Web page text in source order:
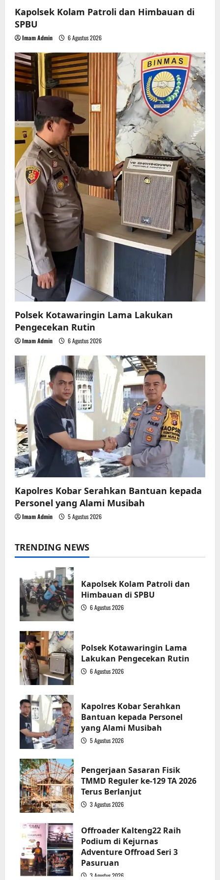
Kapolsek Kolam Patroli dan Himbauan di
SPBU
Imam Admin 6 Agustus 2026
Polsek Kotawaringin Lama Lakukan
Pengecekan Rutin
Imam Admin 6 Agustus 2026
Kapolres Kobar Serahkan Bantuan kepada
Personel yang Alami Musibah
Imam Admin 5 Agustus 2026
TRENDING NEWS
Kapolsek Kolam Patroli dan
Himbauan di SPBU
6 Agustus 2026
Polsek Kotawaringin Lama
Lakukan Pengecekan Rutin
6 Agustus 2026
Kapolres Kobar Serahkan
Bantuan kepada Personel
yang Alami Musibah
5 Agustus 2026
Pengerjaan Sasaran Fisik
TMMD Reguler ke-129 TA 2026
Terus Berlanjut
3 Agustus 2026
Offroader Kalteng22 Raih
Podium di Kejurnas
Adventure Offroad Seri 3
Pasuruan
3 Agustus 2026